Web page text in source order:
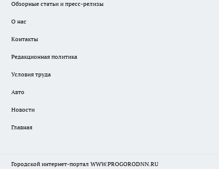
Обзорные статьи и пресс-релизы
О нас
Контакты
Редакционная политика
Условия труда
Авто
Новости
Главная
Городской интернет-портал WWW.PROGORODNN.RU